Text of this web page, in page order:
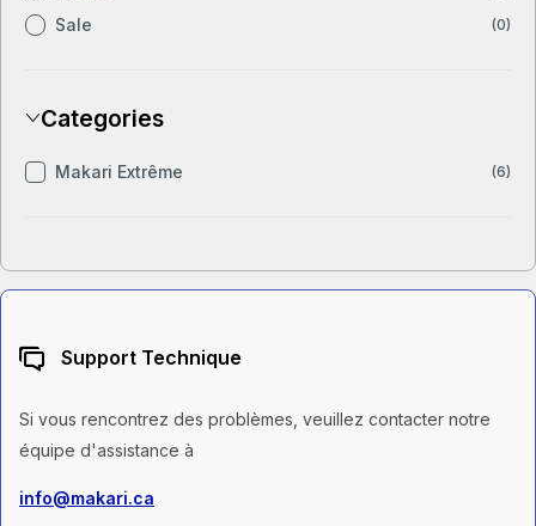
Sale (0)
Categories
Makari Extrême (6)
Support Technique
Si vous rencontrez des problèmes, veuillez contacter notre
équipe d'assistance à
info@makari.ca